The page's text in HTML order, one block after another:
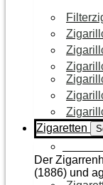
Zigaretten
Der
(1886) und